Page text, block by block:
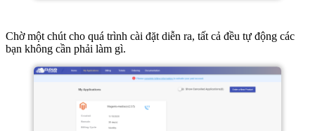
Chờ một chút cho quá trình cài đặt diễn ra, tất cả đều tự động các
bạn không cần phải làm gì.